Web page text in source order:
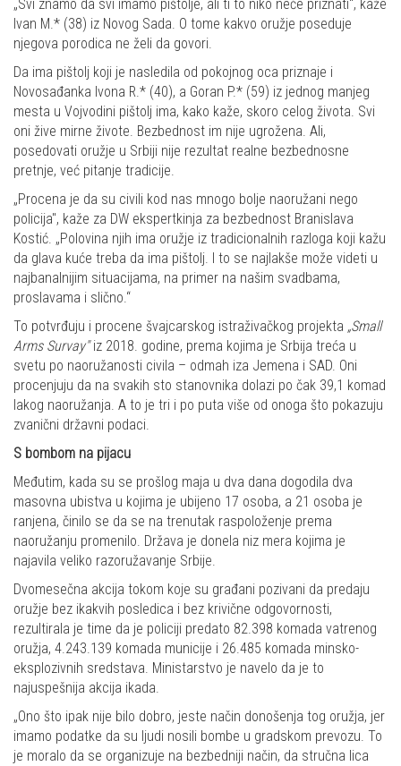
„Svi znamo da svi imamo pištolje, ali ti to niko neće priznati“, kaže
Ivan M.* (38) iz Novog Sada. O tome kakvo oružje poseduje
njegova porodica ne želi da govori.
Da ima pištolj koji je nasledila od pokojnog oca priznaje i
Novosađanka Ivona R.* (40), a Goran P.* (59) iz jednog manjeg
mesta u Vojvodini pištolj ima, kako kaže, skoro celog života. Svi
oni žive mirne živote. Bezbednost im nije ugrožena. Ali,
posedovati oružje u Srbiji nije rezultat realne bezbednosne
pretnje, već pitanje tradicije.
„Procena je da su civili kod nas mnogo bolje naoružani nego
policija", kaže za DW ekspertkinja za bezbednost Branislava
Kostić. „Polovina njih ima oružje iz tradicionalnih razloga koji kažu
da glava kuće treba da ima pištolj. I to se najlakše može videti u
najbanalnijim situacijama, na primer na našim svadbama,
proslavama i slično.“
To potvrđuju i procene švajcarskog istraživačkog projekta „Small
Arms Survay"iz 2018. godine, prema kojima je Srbija treća u
svetu po naoružanosti civila – odmah iza Jemena i SAD. Oni
procenjuju da na svakih sto stanovnika dolazi po čak 39,1 komad
lakog naoružanja. A to je tri i po puta više od onoga što pokazuju
zvanični državni podaci.
S bombom na pijacu
Međutim, kada su se prošlog maja u dva dana dogodila dva
masovna ubistva u kojima je ubijeno 17 osoba, a 21 osoba je
ranjena, činilo se da se na trenutak raspoloženje prema
naoružanju promenilo. Država je donela niz mera kojima je
najavila veliko razoružavanje Srbije.
Dvomesečna akcija tokom koje su građani pozivani da predaju
oružje bez ikakvih posledica i bez krivične odgovornosti,
rezultirala je time da je policiji predato 82.398 komada vatrenog
oružja, 4.243.139 komada municije i 26.485 komada minsko-
eksplozivnih sredstava. Ministarstvo je navelo da je to
najuspešnija akcija ikada.
„Ono što ipak nije bilo dobro, jeste način donošenja tog oružja, jer
imamo podatke da su ljudi nosili bombe u gradskom prevozu. To
je moralo da se organizuje na bezbedniji način, da stručna lica